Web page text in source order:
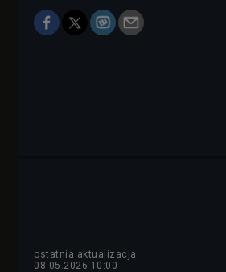
ostatnia aktualizacja:
08.05.2026 10:00